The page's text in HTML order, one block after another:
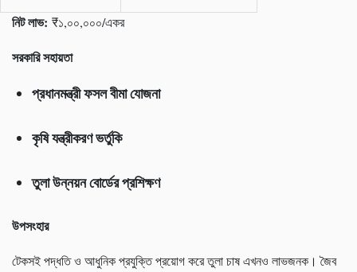
নিট লাভ: ₹১,০০,০০০/একর
সরকারি সহায়তা
প্রধানমন্ত্রী ফসল বীমা যোজনা
কৃষি যন্ত্রীকরণ ভর্তুকি
তুলা উন্নয়ন বোর্ডের প্রশিক্ষণ
উপসংহার
টেকসই পদ্ধতি ও আধুনিক প্রযুক্তি প্রয়োগ করে তুলা চাষ এখনও লাভজনক। জৈব